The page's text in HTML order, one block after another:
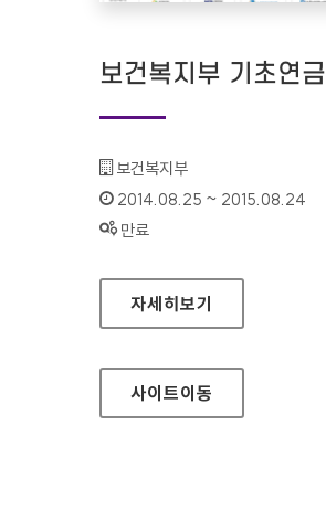
보건복지부 기초연금
기관명 :
보건복지부
인증기간 :
2014.08.25 ~ 2015.08.24
상태 :
만료
보건복지부 기초연금
자세히보기
사이트이동